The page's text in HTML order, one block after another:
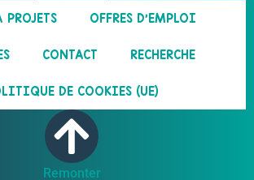
PROJETS OFFRES D’EMPLOI
CONTACT RECHERCHE
DE COOKIES (UE)
Remonter